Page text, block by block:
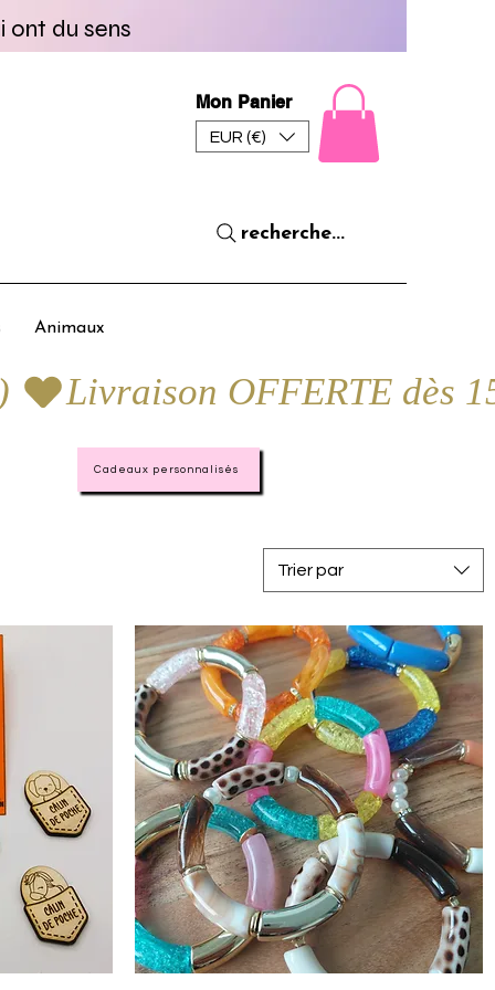
ont du sens
Mon Panier
EUR (€)
recherche...
Animaux
Cadeaux personnalisés
Trier par